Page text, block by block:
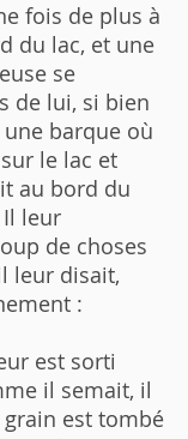
fois de plus à
du lac, et une
se
de lui, si bien
barque où
le lac et
au bord du
Il leur
de choses
leur disait,
:
est sorti
il semait, il
est tombé